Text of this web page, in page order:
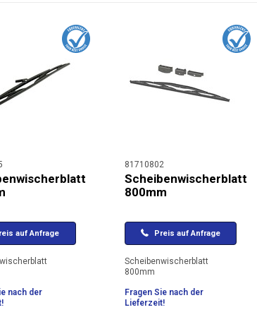
auf Anfrage
nach der
81710802
Scheibenwischerblatt
800mm
Preis auf Anfrage
Scheibenwischerblatt
800mm
Fragen Sie nach der
Lieferzeit!